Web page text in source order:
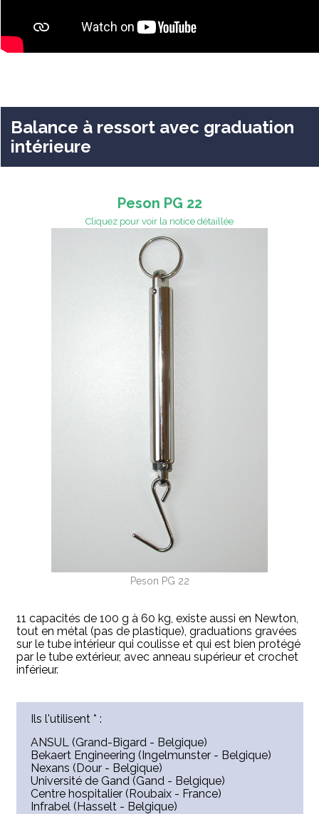
Balance à ressort avec graduation
intérieure
Peson PG 22
Cliquez pour voir la notice détaillée
Peson PG 22
11 capacités de 100 g à 60 kg, existe aussi en Newton,
tout en métal (pas de plastique), graduations gravées
sur le tube intérieur qui coulisse et qui est bien protégé
par le tube extérieur, avec anneau supérieur et crochet
inférieur.
Ils l'utilisent * :
ANSUL (Grand-Bigard - Belgique)
Bekaert Engineering (Ingelmunster - Belgique)
Nexans (Dour - Belgique)
Université de Gand (Gand - Belgique)
Centre hospitalier (Roubaix - France)
Infrabel (Hasselt - Belgique)